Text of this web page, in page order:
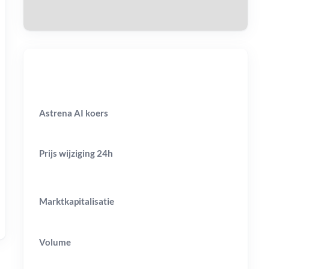
Astrena AI koers
Prijs wijziging 24h
Marktkapitalisatie
Volume